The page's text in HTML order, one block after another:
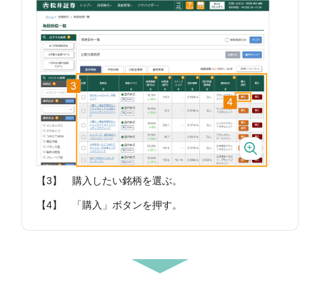
【3】 購入したい銘柄を選ぶ。
【4】 「購入」ボタンを押す。